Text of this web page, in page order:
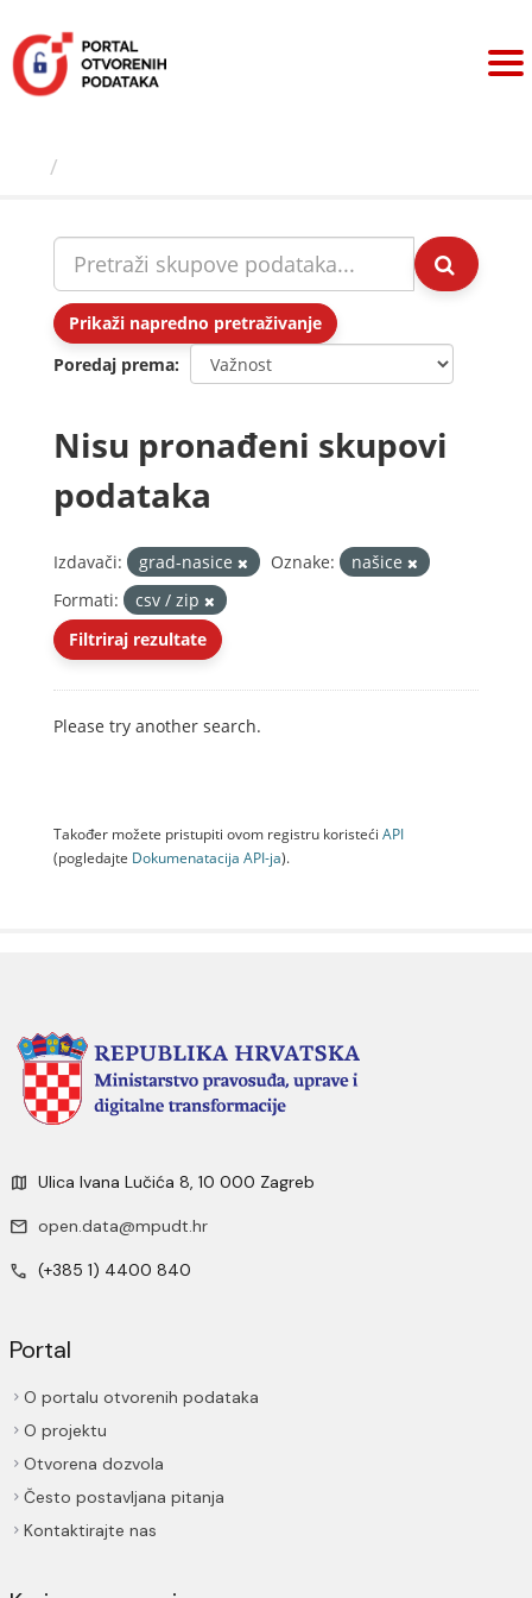
sadržaj
Prikaži napredno pretraživanje
Poredaj prema
Nisu pronađeni skupovi
podataka
Izdavači: grad-nasice Oznake:
našice
Formati:
csv / zip
Filtriraj rezultate
Please try another search.
Također možete pristupiti ovom registru koristeći API
(pogledajte Dokumenаtаcijа API-jа).